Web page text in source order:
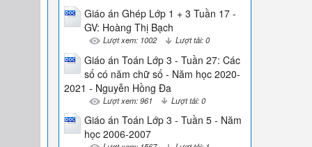
Giáo án Ghép Lớp 1 + 3 Tuần 17 -
GV: Hoàng Thị Bạch
Lượt xem: 1002 Lượt tải: 0
Giáo án Toán Lớp 3 - Tuần 27: Các
số có năm chữ số - Năm học 2020-
2021 - Nguyễn Hồng Đa
Lượt xem: 961 Lượt tải: 0
Giáo án Toán Lớp 3 - Tuần 5 - Năm
học 2006-2007